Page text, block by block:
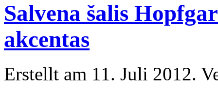
Salvena šalis
akcentas
Erstellt am 11. Juli 2012.